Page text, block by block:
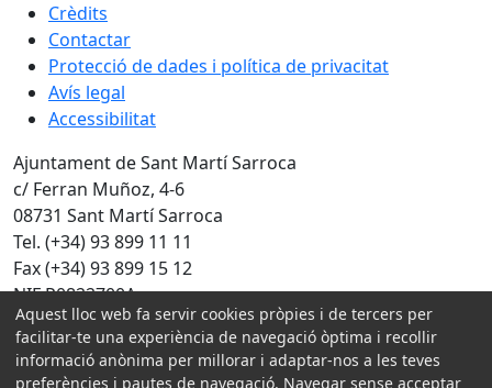
Crèdits
Contactar
Protecció de dades i política de privacitat
Avís legal
Accessibilitat
Ajuntament de Sant Martí Sarroca
c/ Ferran Muñoz, 4-6
08731 Sant Martí Sarroca
Tel. (+34) 93 899 11 11
Fax (+34) 93 899 15 12
NIF P0822700A
Amb la col·laboració de:
Aquest lloc web fa servir cookies pròpies i de tercers per
facilitar-te una experiència de navegació òptima i recollir
informació anònima per millorar i adaptar-nos a les teves
preferències i pautes de navegació. Navegar sense acceptar